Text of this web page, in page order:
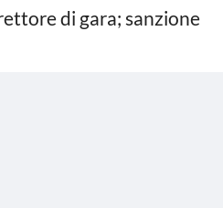
di gara; sanzione